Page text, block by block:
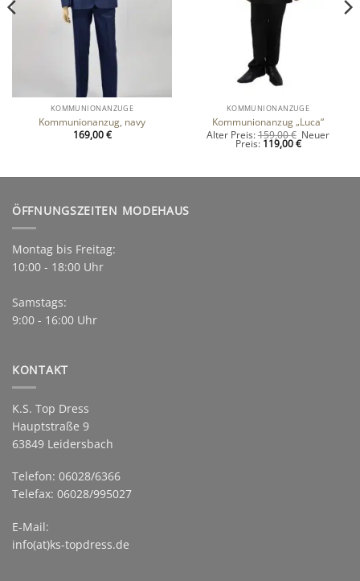
KOMMUNIONANZÜGE
Kommunionanzug, navy
169,00€
KOMMUNIONANZÜGE
Kommunionanzug „Luca“
Alter Preis:159,00€
Preis
war:
Neuer
Preis: 119,00€Aktueller
Preis
ÖFFNUNGSZEITEN MODEHAUS
Montag bis Freitag:
10:00 - 18:00 Uhr
Samstags:
9:00 - 16:00 Uhr
KONTAKT
K.S. Top Dress
Hauptstraße 9
63849 Leidersbach
Telefon: 06028/6366
Telefax: 06028/995027
E-Mail:
info(at)ks-topdress.de